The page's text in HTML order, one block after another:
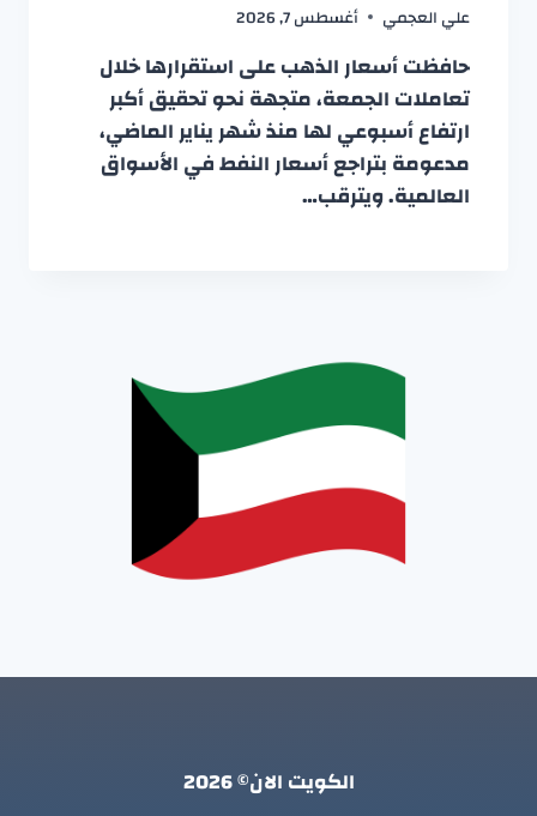
علي العجمي أغسطس 7, 2026
حافظت أسعار الذهب على استقرارها خلال
تعاملات الجمعة، متجهة نحو تحقيق أكبر
ارتفاع أسبوعي لها منذ شهر يناير الماضي،
مدعومة بتراجع أسعار النفط في الأسواق
العالمية. ويترقب…
الكويت الان© 2026